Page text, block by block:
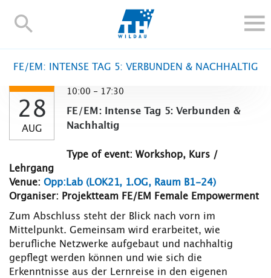
TH-
ALUMNI
UNIVERSITY
Contact and directions Moodle
TH Online-Portal Deutsch
FE/EM: INTENSE TAG 5: VERBUNDEN & NACHHALTIG
28
AUG
10:00 - 17:30
FE/EM: Intense Tag 5: Verbunden &
Nachhaltig
Type of event: Workshop, Kurs /
Lehrgang
Venue: Opp:Lab (LOK21, 1.OG, Raum B1-24)
Organiser: Projektteam FE/EM Female Empowerment
Zum Abschluss steht der Blick nach vorn im
Mittelpunkt. Gemeinsam wird erarbeitet, wie
berufliche Netzwerke aufgebaut und nachhaltig
gepflegt werden können und wie sich die
Erkenntnisse aus der Lernreise in den eigenen